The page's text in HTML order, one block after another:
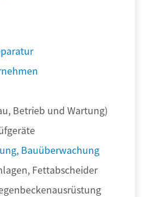
Betrieb und Wartung)
Bauüberwachung
Fettabscheider